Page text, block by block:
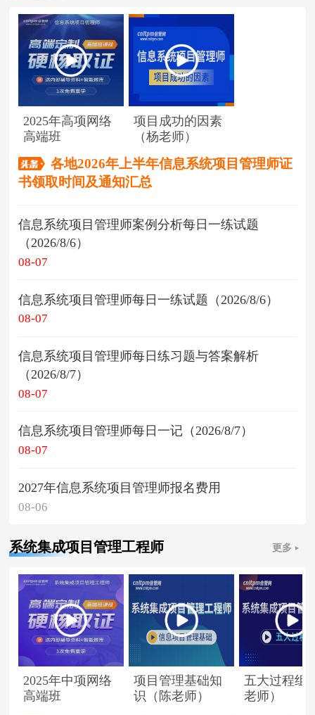
2025年高项网络
高端班
项目成功的因素
（杨老师）
各地2026年上半年信息系统项目管理师证
书领取时间及通知汇总
信息系统项目管理师案例分析每日一练试题
（2026/8/6）
08-07
信息系统项目管理师每日一练试题（2026/8/6）
08-07
信息系统项目管理师每日练习题与答案解析
（2026/8/7）
08-07
信息系统项目管理师每日一记（2026/8/7）
08-07
2027年信息系统项目管理师报名费用
08-06
系统集成项目管理工程师 更多
2025年中项网络
高端班
项目管理基础知
识（陈老师）
五大过程组
老师）